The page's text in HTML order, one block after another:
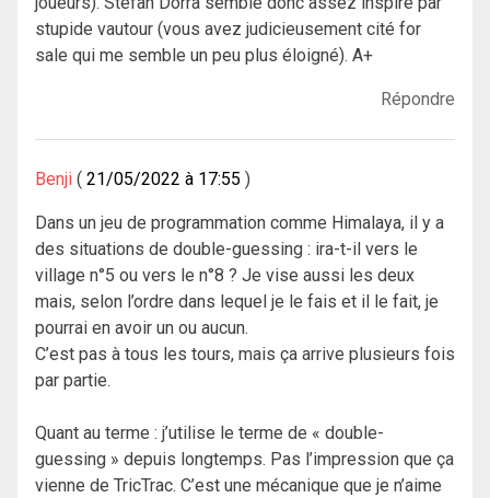
stupide vautour (vous avez judicieusement cité for
sale qui me semble un peu plus éloigné). A+
Répondre
Benji 21/05/2022 à 17:55
Dans un jeu de programmation comme Himalaya, il y a
des situations de double-guessing : ira-t-il vers le
village n°5 ou vers le n°8 ? Je vise aussi les deux
mais, selon l’ordre dans lequel je le fais et il le fait, je
pourrai en avoir un ou aucun.
C’est pas à tous les tours, mais ça arrive plusieurs fois
par partie.
Quant au terme : j’utilise le terme de « double-
guessing » depuis longtemps. Pas l’impression que ça
vienne de TricTrac. C’est une mécanique que je n’aime